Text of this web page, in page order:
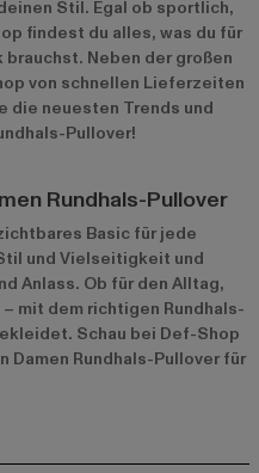
Stil. Egal ob sportlich,
findest du alles, was du für
Neben der großen
von schnellen Lieferzeiten
die neuesten Trends und
Pullover!
Rundhals-Pullover
Basic für jede
und Vielseitigkeit und
Anlass. Ob für den Alltag,
mit dem richtigen Rundhals-
Schau bei Def-Shop
Rundhals-Pullover für